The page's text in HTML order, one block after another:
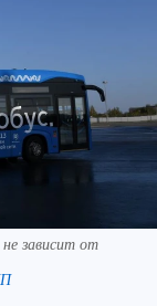
зависит от